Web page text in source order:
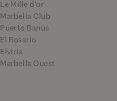
Le Mille d'or
Marbella Club
Puerto Banús
El Rosario
Elviria
Marbella Ouest